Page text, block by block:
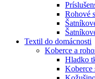
Rohové
Textil do domácnosti
Koberce a
Hladko
Koberce